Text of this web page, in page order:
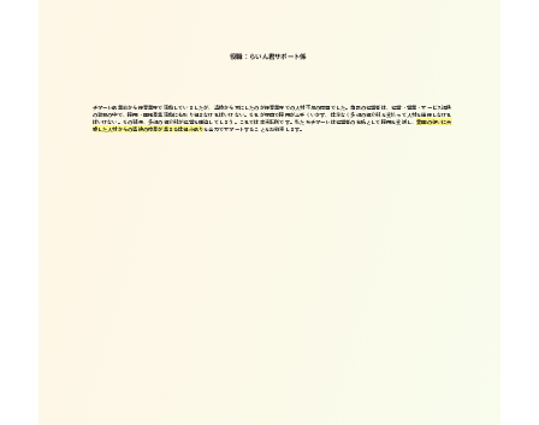
チポーレ創業前から保育業界で活動していましたが、当時から耳にしたのが保育業界での人材不足の問題でした。施設の経営者は、経営・営業・サービス提供
の激務の中で、採用・園児募集活動にも取り組まなければいけない。それが原因で採用が上手くいかず、仕方なく多額の紹介料を支払って人材を確保しなけれ
ばいけない。その結果、多額の紹介料が経営を圧迫してしまう。これでは本末転倒です。私たちチポーレは経営者の右腕として採用を支援し、貴園の想いに共
感した人材からの直接の応募が集まる仕組み創りを全力でサポートすることをお約束します。
役職：らいん君サポート係